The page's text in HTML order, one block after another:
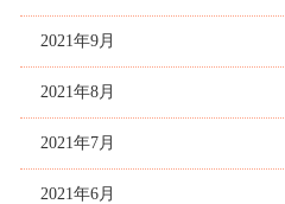
2021年9月
2021年8月
2021年7月
2021年6月